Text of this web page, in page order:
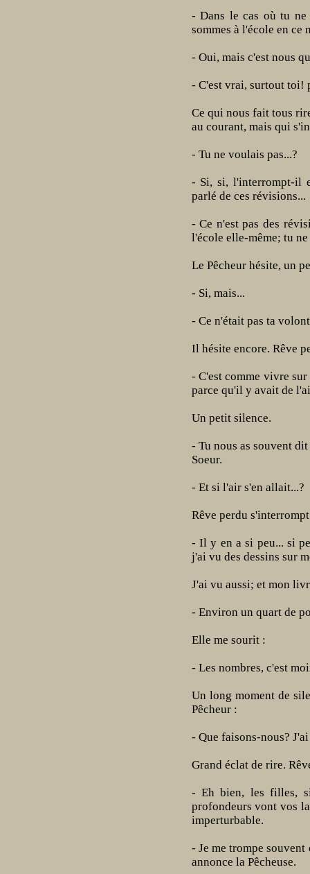
- Dans le cas où tu ne
sommes à l'école en ce
- Oui, mais c'est nous
- C'est vrai, surtout toi!
Ce qui nous fait tous
au courant, mais qui
- Tu ne voulais pas...?
- Si, si, l'interrompt-il
parlé de ces révisions...
- Ce n'est pas des
l'école elle-même; tu
Le Pêcheur hésite, un
- Si, mais...
- Ce n'était pas ta
Il hésite encore. Rêve
- C'est comme vivre
parce qu'il y avait de
Un petit silence.
- Tu nous as souvent
Soeur.
- Et si l'air s'en allait...?
Rêve perdu
- Il y en a si peu... si
j'ai vu des dessins sur
J'ai vu aussi; et mon
- Environ un quart de
Elle me sourit :
- Les nombres, c'est
Un long moment de
Pêcheur :
- Que faisons-nous?
Grand éclat de rire.
- Eh bien, les filles,
profondeurs vont vos
imperturbable.
- Je me trompe
annonce la Pêcheuse.